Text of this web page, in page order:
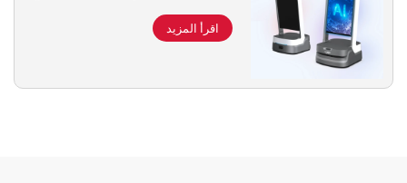
اقرأ المزيد